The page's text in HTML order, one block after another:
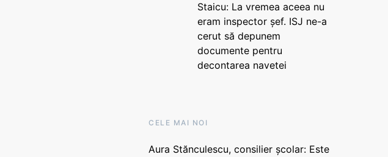
Staicu: La vremea aceea nu
eram inspector șef. ISJ ne-a
cerut să depunem
documente pentru
decontarea navetei
CELE MAI NOI
Aura Stănculescu, consilier școlar: Este